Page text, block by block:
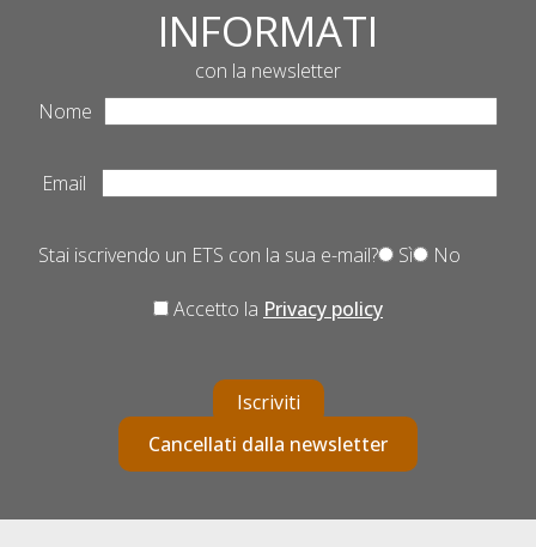
INFORMATI
con la newsletter
Nome
Email
Stai iscrivendo un ETS con la sua e-mail? Sì No
Accetto la Privacy policy
Iscriviti
Cancellati dalla newsletter